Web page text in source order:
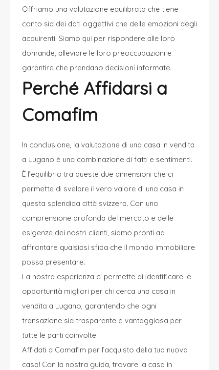
Offriamo una valutazione equilibrata che tiene
conto sia dei dati oggettivi che delle emozioni degli
acquirenti. Siamo qui per rispondere alle loro
domande, alleviare le loro preoccupazioni e
garantire che prendano decisioni informate.
Perché Affidarsi a
Comafim
In conclusione, la valutazione di una casa in vendita
a Lugano è una combinazione di fatti e sentimenti.
È l’equilibrio tra queste due dimensioni che ci
permette di svelare il vero valore di una casa in
questa splendida città svizzera. Con una
comprensione profonda del mercato e delle
esigenze dei nostri clienti, siamo pronti ad
affrontare qualsiasi sfida che il mondo immobiliare
possa presentare.
La nostra esperienza ci permette di identificare le
opportunità migliori per chi cerca una casa in
vendita a Lugano, garantendo che ogni
transazione sia trasparente e vantaggiosa per
tutte le parti coinvolte.
Affidati a Comafim per l’acquisto della tua nuova
casa! Con la nostra guida, trovare la casa in